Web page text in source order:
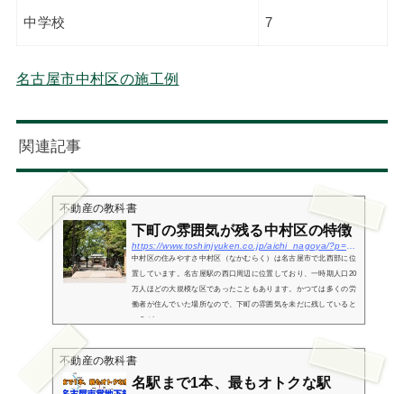
中学校 7
名古屋市中村区の施工例
関連記事
不動産の教科書
下町の雰囲気が残る中村区の特徴
中村区の住みやすさ中村区（なかむらく）は名古屋市で北西部に位
置しています。名古屋駅の西口周辺に位置しており、一時期人口20
万人ほどの大規模な区であったこともあります。かつては多くの労
働者が住んでいた場所なので、下町の雰囲気を未だに残していると
ころが...
不動産の教科書
名駅まで1本、最もオトクな駅